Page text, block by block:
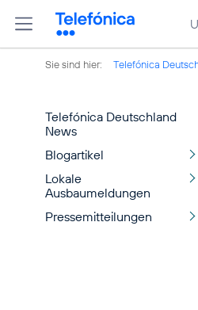
Sie sind hier: Telefónica
Telefónica Deutschland
News
Blogartikel
Lokale
Ausbaumeldungen
Pressemitteilungen